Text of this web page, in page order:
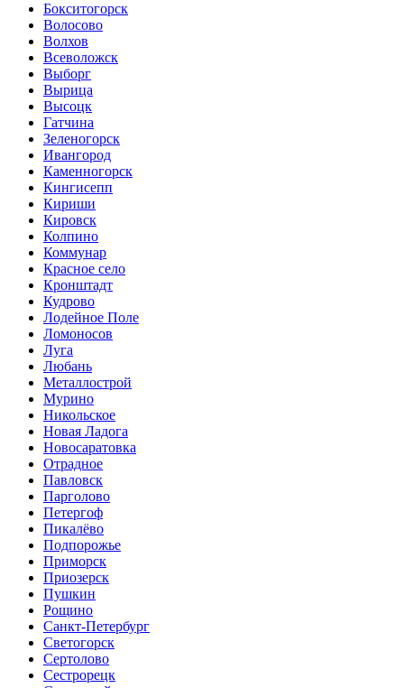
Бокситогорск
Волосово
Волхов
Всеволожск
Выборг
Вырица
Высоцк
Гатчина
Зеленогорск
Ивангород
Каменногорск
Кингисепп
Кириши
Кировск
Колпино
Коммунар
Красное село
Кронштадт
Кудрово
Лодейное Поле
Ломоносов
Луга
Любань
Металлострой
Мурино
Никольское
Новая Ладога
Новосаратовка
Отрадное
Павловск
Парголово
Петергоф
Пикалёво
Подпорожье
Приморск
Приозерск
Пушкин
Рощино
Санкт-Петербург
Светогорск
Сертолово
Сестрорецк